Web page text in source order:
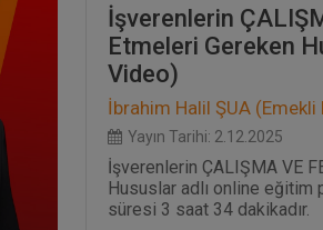
İşverenlerin
Etmeleri Gereken
Video)
İbrahim Halil ŞUA (Emekli
Yayın Tarihi: 2.12.2025
İşverenlerin ÇALIŞMA VE
Hususlar adlı online
süresi 3 saat 34 dakikadır.